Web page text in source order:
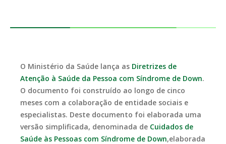
O Ministério da Saúde lança as Diretrizes de
Atenção à Saúde da Pessoa com Síndrome de Down.
O documento foi construído ao longo de cinco
meses com a colaboração de entidade sociais e
especialistas. Deste documento foi elaborada uma
versão simplificada, denominada de Cuidados de
Saúde às Pessoas com Síndrome de Down,elaborada